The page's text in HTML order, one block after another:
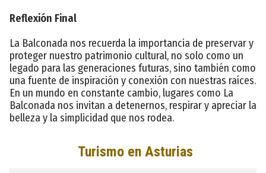
Reflexión Final
La Balconada nos recuerda la importancia de preservar y
proteger nuestro patrimonio cultural, no solo como un
legado para las generaciones futuras, sino también como
una fuente de inspiración y conexión con nuestras raíces.
En un mundo en constante cambio, lugares como La
Balconada nos invitan a detenernos, respirar y apreciar la
belleza y la simplicidad que nos rodea.